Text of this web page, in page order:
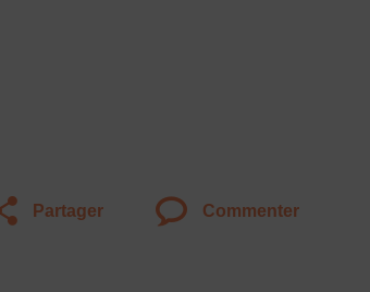
Partager Commenter